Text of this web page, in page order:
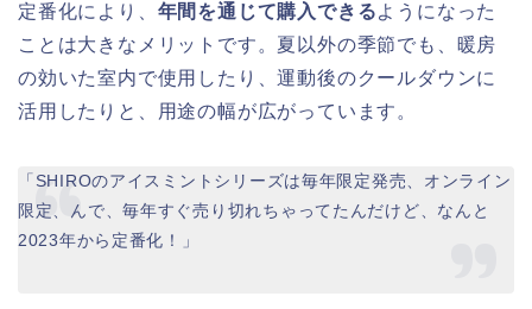
定番化により、 年間を通じて購入できるようになった
ことは大きなメリットです。夏以外の季節でも、暖房
の効いた室内で使用したり、運動後のクールダウンに
活用したりと、用途の幅が広がっています。
「SHIROのアイスミントシリーズは毎年限定発売、オンライン
限定、んで、毎年すぐ売り切れちゃってたんだけど、なんと
2023年から定番化！」